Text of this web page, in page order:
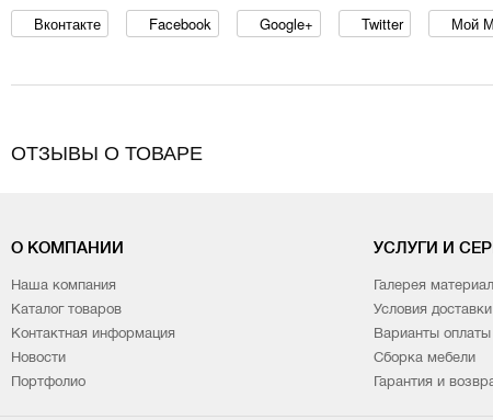
Вконтакте Facebook Google+ Twitter Мой
ОТЗЫВЫ О ТОВАРЕ
О КОМПАНИИ
Наша компания
Каталог товаров
Контактная информация
Новости
Портфолио
УСЛУГИ И
Галерея
Условия доставки
Варианты оплаты
Сборка мебели
Гарантия и